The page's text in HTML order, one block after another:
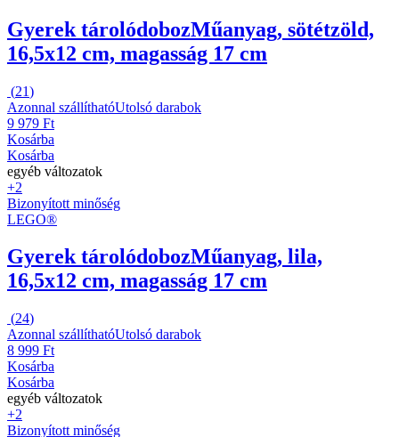
Gyerek tárolódobozMűanyag, sötétzöld,
16,5x12 cm, magasság 17 cm
(21)
Azonnal szállíthatóUtolsó darabok
9 979 Ft
Kosárba
Kosárba
egyéb változatok
+2
Bizonyított minőség
LEGO®
Gyerek tárolódobozMűanyag, lila,
16,5x12 cm, magasság 17 cm
(24)
Azonnal szállíthatóUtolsó darabok
8 999 Ft
Kosárba
Kosárba
egyéb változatok
+2
Bizonyított minőség